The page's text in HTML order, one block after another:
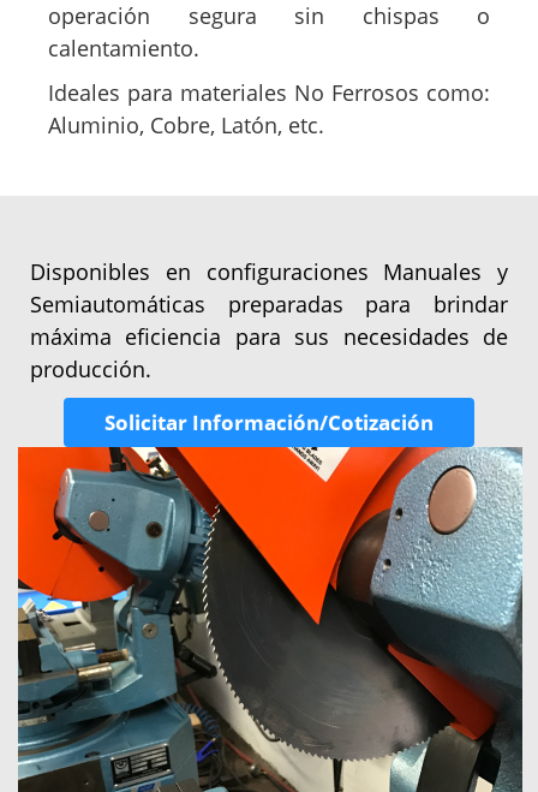
operación segura sin chispas o
calentamiento.
Ideales para materiales No Ferrosos como:
Aluminio, Cobre, Latón, etc.
Disponibles en configuraciones Manuales y
Semiautomáticas preparadas para brindar
máxima eficiencia para sus necesidades de
producción.
Solicitar Información/Cotización